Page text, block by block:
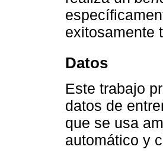
exitosamente
Datos
Este trabajo
datos de
que se usa
automático y